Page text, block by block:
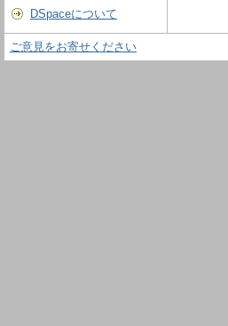
DSpaceについて
ご意見をお寄せください